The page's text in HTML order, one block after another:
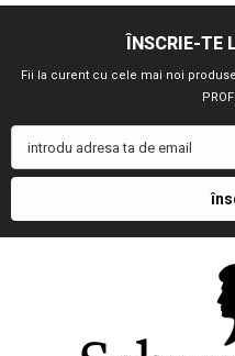
ÎNSCRIE-TE
Fii la curent cu cele mai noi
introdu adresa ta de email